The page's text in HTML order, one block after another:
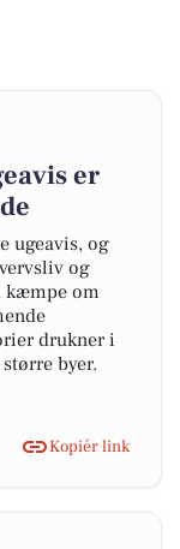
er
ugeavis, og
og
kæmpe om
drukner i
byer.
Kopiér link